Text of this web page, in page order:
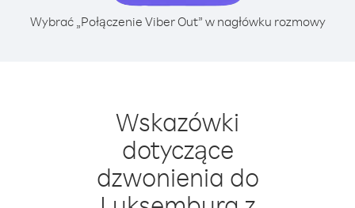
Wybrać „Połączenie Viber Out” w nagłówku rozmowy
Wskazówki
dotyczące
dzwonienia do